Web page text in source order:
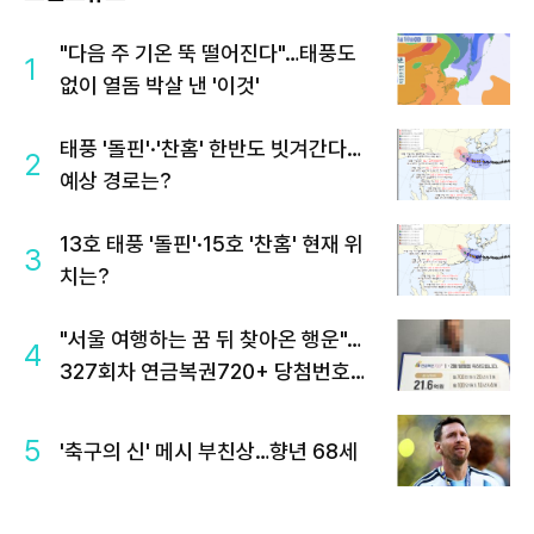
1
"다음 주 기온 뚝 떨어진다"…태풍도
없이 열돔 박살 낸 '이것'
2
태풍 '돌핀'·'찬홈' 한반도 빗겨간다…
예상 경로는?
3
13호 태풍 '돌핀'·15호 '찬홈' 현재 위
치는?
4
"서울 여행하는 꿈 뒤 찾아온 행운"…
327회차 연금복권720+ 당첨번호조
5 '축구의 신' 메시 부친상…향년 68세